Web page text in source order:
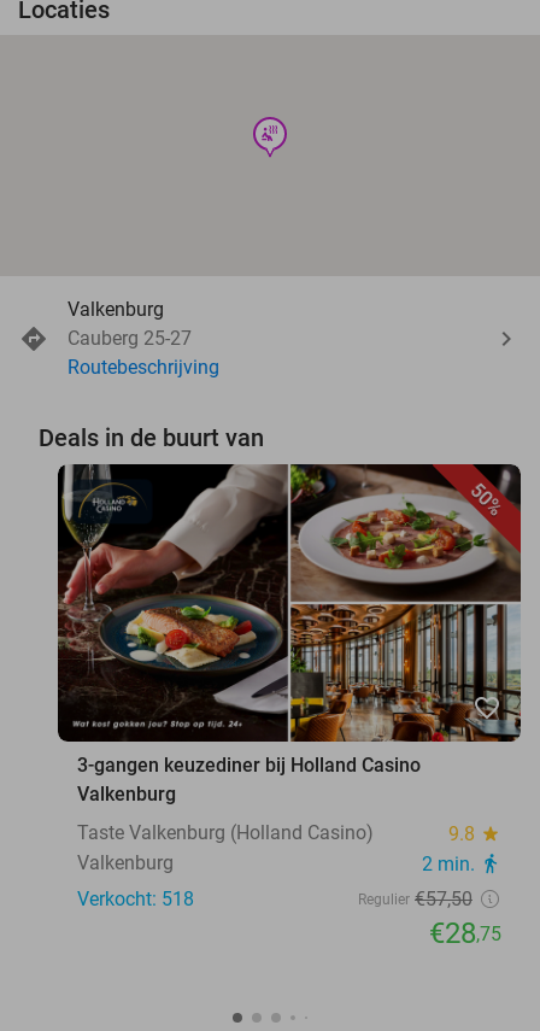
Locaties
wellness
Valkenburg
Cauberg 25-27
Routebeschrijving
Deals in de buurt van
50%
favorite_border
3-gangen keuzediner bij Holland Casino
Valkenburg
Taste Valkenburg (Holland Casino)
9.8 star
Valkenburg 2 min. directions_walk
Verkocht: 518 Regulier €57,50
€28,75